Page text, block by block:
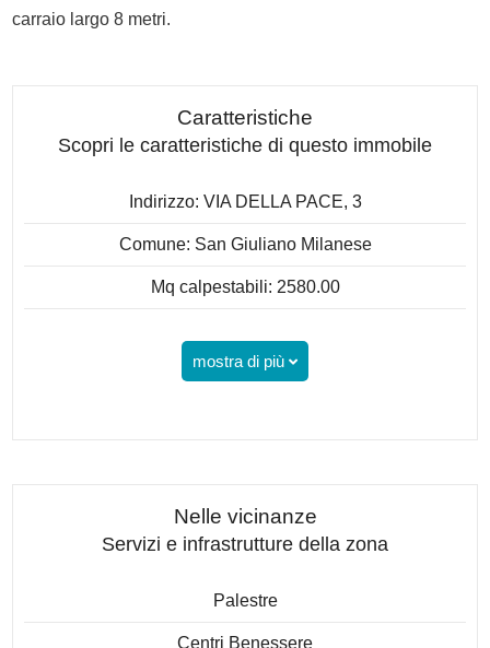
carraio largo 8 metri.
Caratteristiche
Scopri le caratteristiche di questo immobile
Indirizzo: VIA DELLA PACE, 3
Comune: San Giuliano Milanese
Mq calpestabili: 2580.00
mostra di più
Nelle vicinanze
Servizi e infrastrutture della zona
Palestre
Centri Benessere